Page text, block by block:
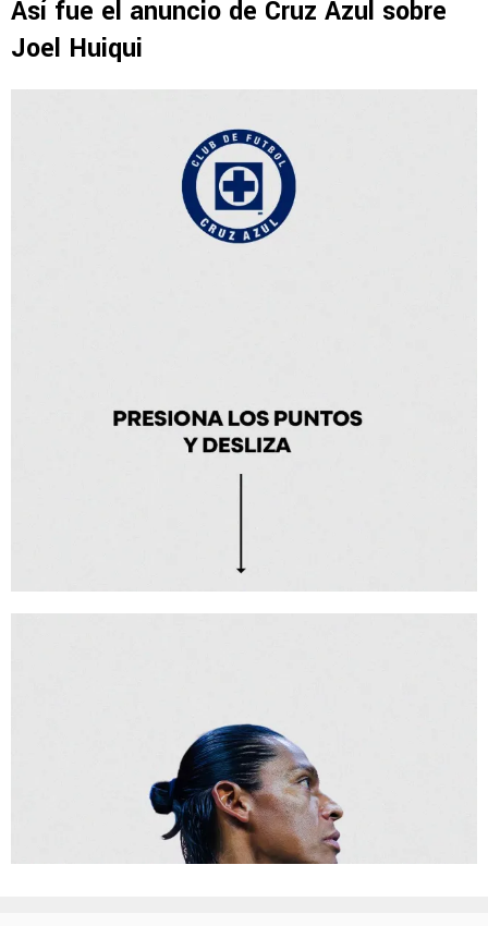
Así fue el anuncio de Cruz Azul sobre
Joel Huiqui